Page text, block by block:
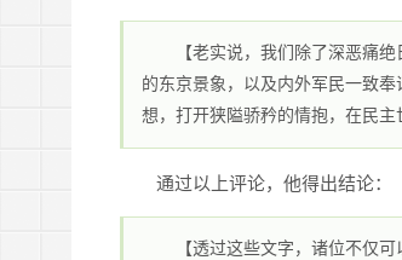
【老实说，我们除了深恶痛
的东京景象，以及内外军民一致
想，打开狭隘骄矜的情抱，在民主
通过以上评论，他得出结论：
【透过这些文字，诸位不仅